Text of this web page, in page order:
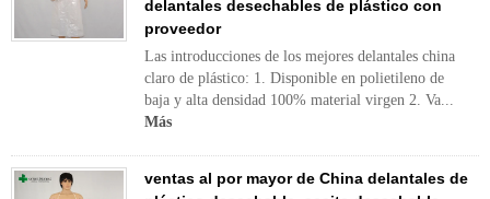
delantales desechables de plástico con
proveedor
Las introducciones de los mejores delantales china
claro de plástico: 1. Disponible en polietileno de
baja y alta densidad 100% material virgen 2. Va...
Más
ventas al por mayor de China delantales de